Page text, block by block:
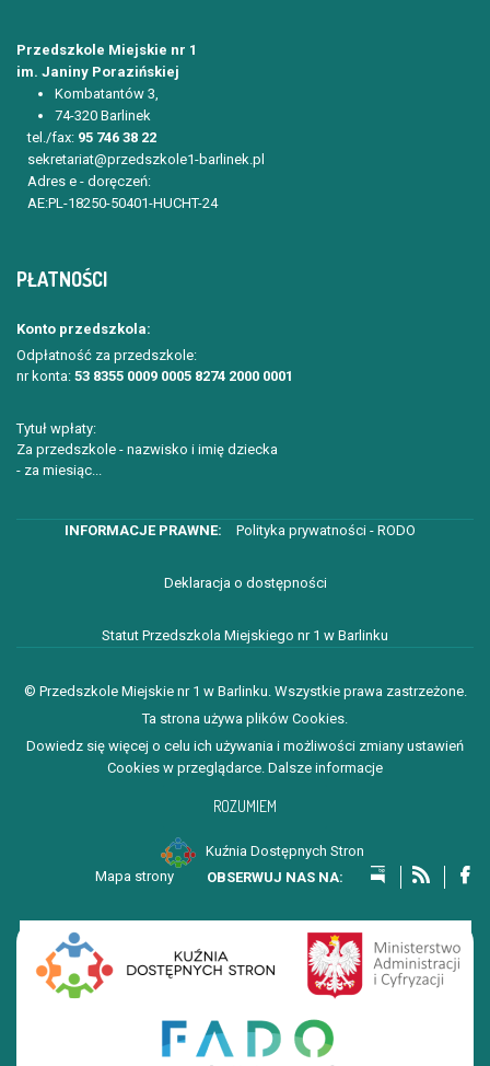
Przedszkole Miejskie nr 1
im. Janiny Porazińskiej
Kombatantów 3,
74-320 Barlinek
tel./fax: 95 746 38 22
sekretariat@przedszkole1-barlinek.pl
Adres e - doręczeń:
AE:PL-18250-50401-HUCHT-24
PŁATNOŚCI
Konto przedszkola:
Odpłatność za przedszkole:
nr konta: 53 8355 0009 0005 8274 2000 0001
Tytuł wpłaty:
Za przedszkole - nazwisko i imię dziecka
- za miesiąc...
Polityka prywatności - RODO
Deklaracja o dostępności
Statut Przedszkola Miejskiego nr 1 w Barlinku
© Przedszkole Miejskie nr 1 w Barlinku. Wszystkie prawa zastrzeżone.
Ta strona używa plików Cookies.
Dowiedz się więcej o celu ich używania i możliwości zmiany ustawień
Cookies w przeglądarce. Dalsze informacje
ROZUMIEM
Kuźnia Dostępnych Stron
Mapa strony